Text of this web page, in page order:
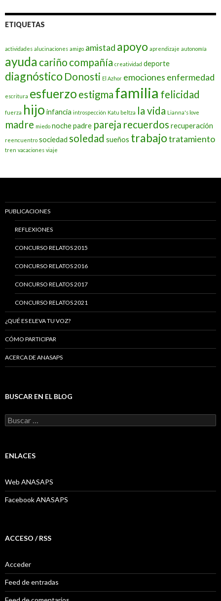
ETIQUETAS
actividades alucinaciones amigo amistad apoyo aprendizaje autonomía
ayuda cariño compañía creatividad deporte
diagnóstico Donosti El Azhor emociones enfermedad
escritura esfuerzo estigma familia felicidad
fuerza hijo infancia introspección Katu beltza la vida Lianna's love
madre miedo nochepadre pareja recuerdos recuperación
reencuentro sociedad soledad sueños trabajotratamiento
tren vacaciones viaje
PUBLICACIONES
REFLEXIONES
CONCURSO RELATOS 2015
CONCURSO RELATOS 2016
CONCURSO RELATOS 2017
CONCURSO RELATOS 2021
¿QUÉ ES ELEVA TU VOZ?
CÓMO PARTICIPAR
ACERCA DE ANASAPS
BUSCAR EN EL BLOG
Buscar:
ENLACES
Web ANASAPS
Facebook ANASAPS
ACCESO / RSS
Acceder
Feed de entradas